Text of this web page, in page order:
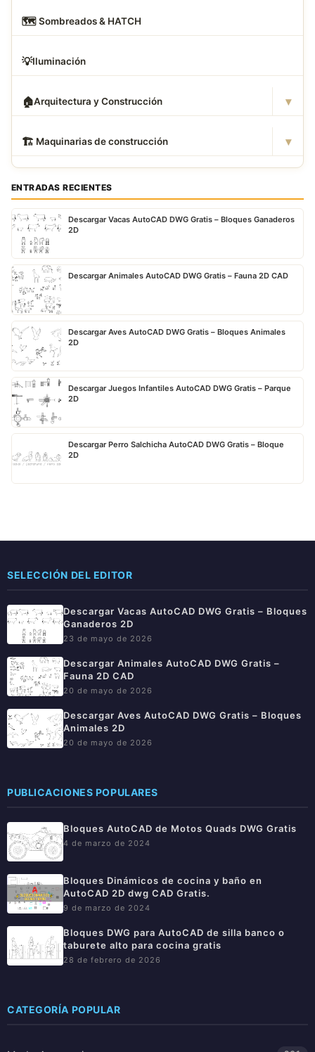
🗺️ Sombreados & HATCH
💡Iluminación
🏠Arquitectura y Construcción ▾
🏗 ️ Maquinarias de construcción ▾
ENTRADAS RECIENTES
Descargar Vacas AutoCAD DWG Gratis – Bloques Ganaderos
2D
Descargar Animales AutoCAD DWG Gratis – Fauna 2D CAD
Descargar Aves AutoCAD DWG Gratis – Bloques Animales
2D
Descargar Juegos Infantiles AutoCAD DWG Gratis – Parque
2D
Descargar Perro Salchicha AutoCAD DWG Gratis – Bloque
2D
SELECCIÓN DEL EDITOR
Descargar Vacas AutoCAD DWG Gratis – Bloques
Ganaderos 2D
23 de mayo de 2026
Descargar Animales AutoCAD DWG Gratis –
Fauna 2D CAD
20 de mayo de 2026
Descargar Aves AutoCAD DWG Gratis – Bloques
Animales 2D
20 de mayo de 2026
PUBLICACIONES POPULARES
Bloques AutoCAD de Motos Quads DWG Gratis
4 de marzo de 2024
Bloques Dinámicos de cocina y baño en
AutoCAD 2D dwg CAD Gratis.
9 de marzo de 2024
Bloques DWG para AutoCAD de silla banco o
taburete alto para cocina gratis
28 de febrero de 2026
CATEGORÍA POPULAR